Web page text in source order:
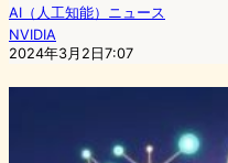
AI（人工知能）ニュース
NVIDIA
2024年3月2日7:07